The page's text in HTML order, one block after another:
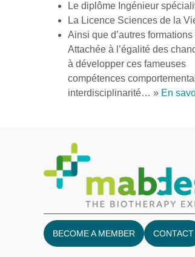
Le diplôme Ingénieur
La Licence Sciences de la
Ainsi que d’autres
Attachée à l’égalité des
à développer ces fameuses
compétences
interdisciplinarité… » En
BECOME A MEMBER CONTACT